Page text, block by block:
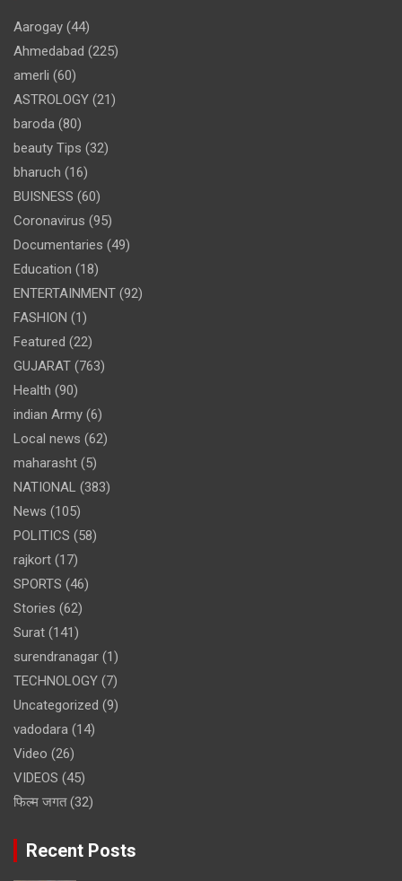
Aarogay (44)
Ahmedabad (225)
amerli (60)
ASTROLOGY (21)
baroda (80)
beauty Tips (32)
bharuch (16)
BUISNESS (60)
Coronavirus (95)
Documentaries (49)
Education (18)
ENTERTAINMENT (92)
FASHION (1)
Featured (22)
GUJARAT (763)
Health (90)
indian Army (6)
Local news (62)
maharasht (5)
NATIONAL (383)
News (105)
POLITICS (58)
rajkort (17)
SPORTS (46)
Stories (62)
Surat (141)
surendranagar (1)
TECHNOLOGY (7)
Uncategorized (9)
vadodara (14)
Video (26)
VIDEOS (45)
फिल्म जगत(32)
Recent Posts